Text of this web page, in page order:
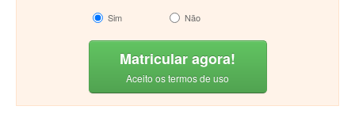
Sim
Não
Matricular agora!
Aceito os termos de uso